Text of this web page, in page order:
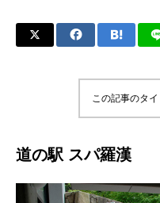
この記事のタ
道の駅 スパ羅漢